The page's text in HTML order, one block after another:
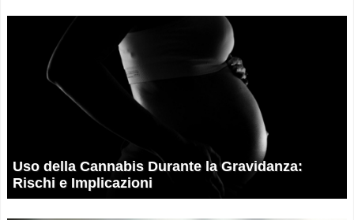
Uso della Cannabis Durante la Gravidanza:
Rischi e Implicazioni